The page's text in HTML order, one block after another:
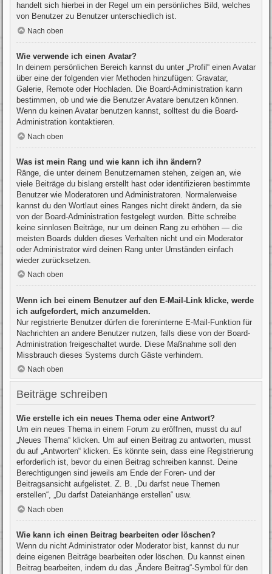
handelt sich hierbei in der Regel um ein persönliches Bild, welches
von Benutzer zu Benutzer unterschiedlich ist.
Nach oben
Wie verwende ich einen Avatar?
In deinem persönlichen Bereich kannst du unter „Profil“ einen Avatar
über eine der folgenden vier Methoden hinzufügen: Gravatar,
Galerie, Remote oder Hochladen. Die Board-Administration kann
bestimmen, ob und wie die Benutzer Avatare benutzen können.
Wenn du keinen Avatar benutzen kannst, solltest du die Board-
Administration kontaktieren.
Nach oben
Was ist mein Rang und wie kann ich ihn ändern?
Ränge, die unter deinem Benutzernamen stehen, zeigen an, wie
viele Beiträge du bislang erstellt hast oder identifizieren bestimmte
Benutzer wie Moderatoren und Administratoren. Normalerweise
kannst du den Wortlaut eines Ranges nicht direkt ändern, da sie
von der Board-Administration festgelegt wurden. Bitte schreibe
keine sinnlosen Beiträge, nur um deinen Rang zu erhöhen — die
meisten Boards dulden dieses Verhalten nicht und ein Moderator
oder Administrator wird deinen Rang unter Umständen einfach
wieder zurücksetzen.
Nach oben
Wenn ich bei einem Benutzer auf den E-Mail-Link klicke, werde
ich aufgefordert, mich anzumelden.
Nur registrierte Benutzer dürfen die foreninterne E-Mail-Funktion für
Nachrichten an andere Benutzer nutzen, falls diese von der Board-
Administration freigeschaltet wurde. Diese Maßnahme soll den
Missbrauch dieses Systems durch Gäste verhindern.
Nach oben
Beiträge schreiben
Wie erstelle ich ein neues Thema oder eine Antwort?
Um ein neues Thema in einem Forum zu eröffnen, musst du auf
„Neues Thema“ klicken. Um auf einen Beitrag zu antworten, musst
du auf „Antworten“ klicken. Es könnte sein, dass eine Registrierung
erforderlich ist, bevor du einen Beitrag schreiben kannst. Deine
Berechtigungen sind jeweils am Ende der Foren- und der
Beitragsansicht aufgelistet. Z. B. „Du darfst neue Themen
erstellen“, „Du darfst Dateianhänge erstellen“ usw.
Nach oben
Wie kann ich einen Beitrag bearbeiten oder löschen?
Wenn du nicht Administrator oder Moderator bist, kannst du nur
deine eigenen Beiträge bearbeiten oder löschen. Du kannst einen
Beitrag bearbeiten, indem du das „Ändere Beitrag“-Symbol für den